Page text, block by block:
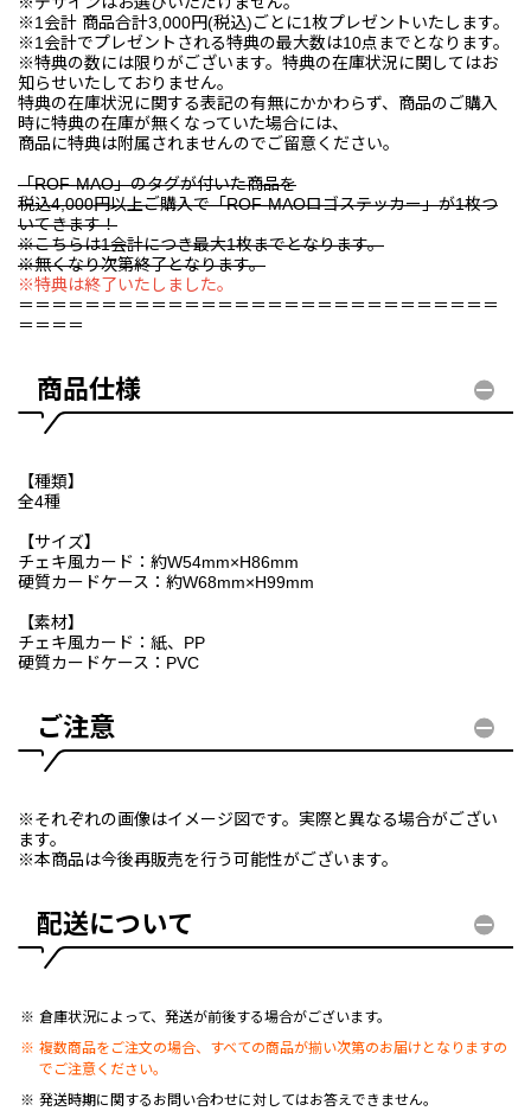
※1会計 商品合計3,000円(税込)ごとに1枚プレゼントいたします。
※1会計でプレゼントされる特典の最大数は10点までとなります。
※特典の数には限りがございます。特典の在庫状況に関してはお
知らせいたしておりません。
特典の在庫状況に関する表記の有無にかかわらず、商品のご購入
時に特典の在庫が無くなっていた場合には、
商品に特典は附属されませんのでご留意ください。
「ROF-MAO」のタグが付いた商品を
税込4,000円以上ご購入で「ROF-MAOロゴステッカー」が1枚つ
いてきます！
※こちらは1会計につき最大1枚までとなります。
※無くなり次第終了となります。
※特典は終了いたしました。
＝＝＝＝＝＝＝＝＝＝＝＝＝＝＝＝＝＝＝＝＝＝＝＝＝＝＝＝＝
＝＝＝＝
商品仕様
【種類】
全4種
【サイズ】
チェキ風カード：約W54mm×H86mm
硬質カードケース：約W68mm×H99mm
【素材】
チェキ風カード：紙、PP
硬質カードケース：PVC
ご注意
※それぞれの画像はイメージ図です。実際と異なる場合がござい
ます。
※本商品は今後再販売を行う可能性がございます。
配送について
倉庫状況によって、発送が前後する場合がございます。
複数商品をご注文の場合、すべての商品が揃い次第のお届けとなりますの
でご注意ください。
発送時期に関するお問い合わせに対してはお答えできません。